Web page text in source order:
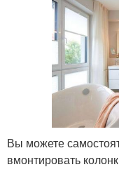
Вы можете
вмонтировать